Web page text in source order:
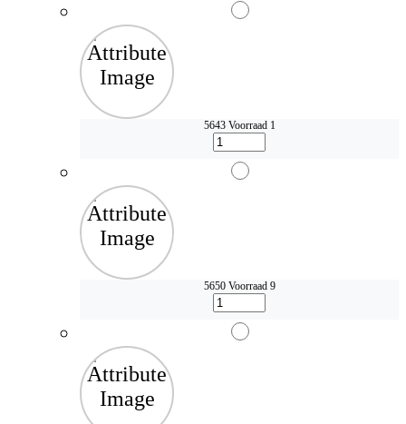
5643 Voorraad 1
5650 Voorraad 9